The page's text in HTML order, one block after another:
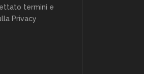
termini e
Privacy